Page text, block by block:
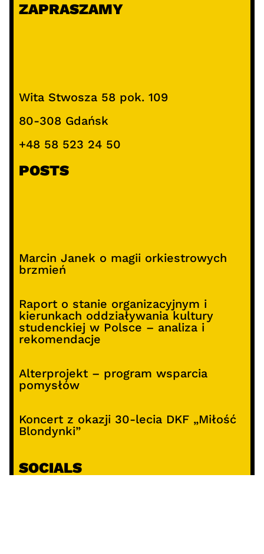
ZAPRASZAMY
Wita Stwosza 58 pok. 109
80-308 Gdańsk
+48 58 523 24 50
POSTS
Marcin Janek o magii orkiestrowych
brzmień
Raport o stanie organizacyjnym i
kierunkach oddziaływania kultury
studenckiej w Polsce – analiza i
rekomendacje
Alterprojekt – program wsparcia
pomysłów
Koncert z okazji 30-lecia DKF „Miłość
Blondynki”
SOCIALS